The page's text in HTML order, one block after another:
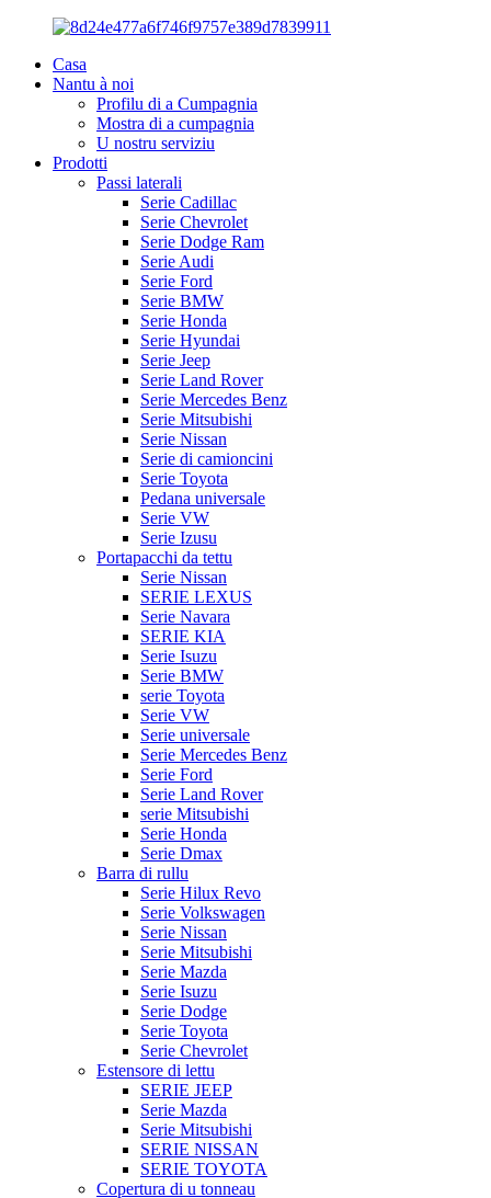
Casa
Nantu à noi
Profilu di a Cumpagnia
Mostra di a cumpagnia
U nostru serviziu
Prodotti
Passi laterali
Serie Cadillac
Serie Chevrolet
Serie Dodge Ram
Serie Audi
Serie Ford
Serie BMW
Serie Honda
Serie Hyundai
Serie Jeep
Serie Land Rover
Serie Mercedes Benz
Serie Mitsubishi
Serie Nissan
Serie di camioncini
Serie Toyota
Pedana universale
Serie VW
Serie Izusu
Portapacchi da tettu
Serie Nissan
SERIE LEXUS
Serie Navara
SERIE KIA
Serie Isuzu
Serie BMW
serie Toyota
Serie VW
Serie universale
Serie Mercedes Benz
Serie Ford
Serie Land Rover
serie Mitsubishi
Serie Honda
Serie Dmax
Barra di rullu
Serie Hilux Revo
Serie Volkswagen
Serie Nissan
Serie Mitsubishi
Serie Mazda
Serie Isuzu
Serie Dodge
Serie Toyota
Serie Chevrolet
Estensore di lettu
SERIE JEEP
Serie Mazda
Serie Mitsubishi
SERIE NISSAN
SERIE TOYOTA
Copertura di u tonneau